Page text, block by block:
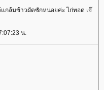
ล้มข้าวผัดซักหน่อยค่ะ ไก่ทอด เจ๊
น.